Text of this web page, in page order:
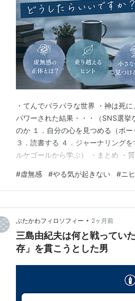
・てんでバラバラな世界 ・神は死
パワーされた結果・・・（SNS選
のか １．自分の心を見つめる（ボ
３．読書する ４．ジャーナリング
ルケゴールから学ぶ） ・まとめ ・
なにもかも無価値に感じられて、あ
主義（ニヒリズム）にどう抗い、対
#虚無感 #やる気が起きない #ニ
ぶたかわフィロソフィー • 2ヶ月前
三島由紀夫は何と戦ってい
存」を貫こうとした男